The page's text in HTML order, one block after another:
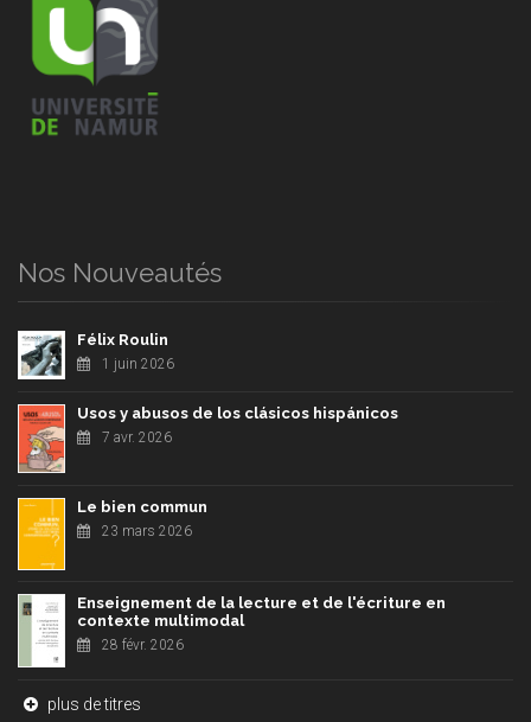
Nos Nouveautés
Félix Roulin
1 juin 2026
Usos y abusos de los clásicos hispánicos
7 avr. 2026
Le bien commun
23 mars 2026
Enseignement de la lecture et de l'écriture en
contexte multimodal
28 févr. 2026
plus de titres